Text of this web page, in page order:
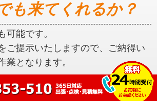
も来てくれるか？
可能です。
ご提示いたしますので、ご納得い
業となります。
西牟婁郡すさみ町